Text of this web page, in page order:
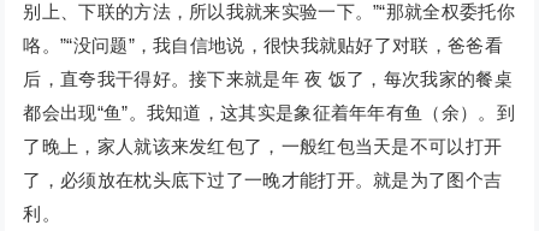
别上、下联的方法，所以我就来实验一下。”“那就全权委托你
咯。”“没问题”，我自信地说，很快我就贴好了对联，爸爸看
后，直夸我干得好。接下来就是年 夜 饭了，每次我家的餐桌
都会出现“鱼”。我知道，这其实是象征着年年有鱼（余）。到
了晚上，家人就该来发红包了，一般红包当天是不可以打开
了，必须放在枕头底下过了一晚才能打开。就是为了图个吉
利。